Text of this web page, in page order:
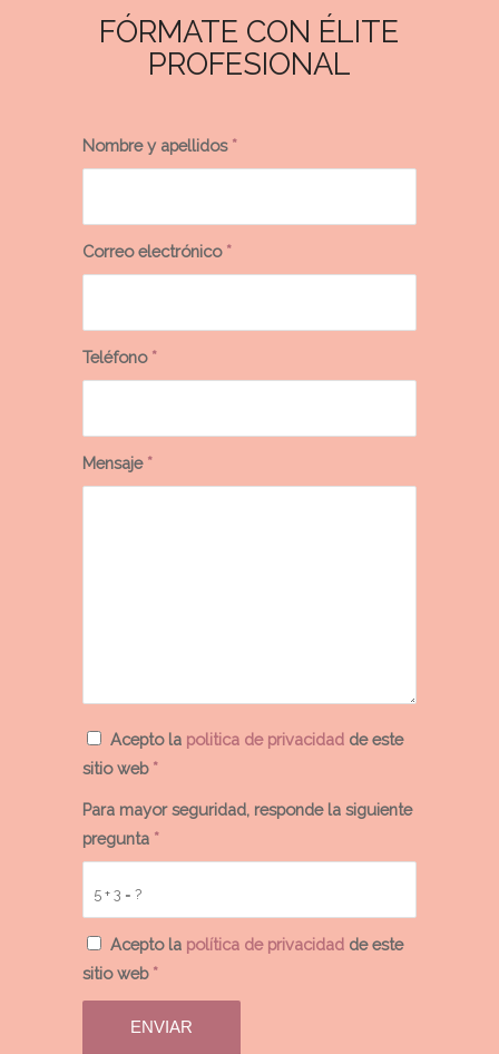
FÓRMATE CON ÉLITE
PROFESIONAL
Nombre y apellidos *
Correo electrónico *
Teléfono *
Mensaje *
Acepto la politica de privacidadde este
sitio web *
5 + 3 = ?
Para mayor seguridad, responde la siguiente
pregunta *
Acepto la política de privacidadde este
sitio web *